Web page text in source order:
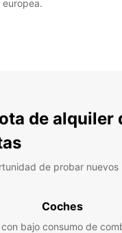
de alquiler
de probar nuevos
Coches
bajo consumo de